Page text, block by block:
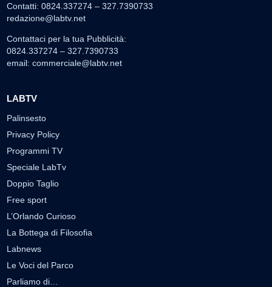
Contatti: 0824.337274 – 327.7390733
redazione@labtv.net
Contattaci per la tua Pubblicità:
0824.337274 – 327.7390733
email: commerciale@labtv.net
LABTV
Palinsesto
Privacy Policy
Programmi TV
Speciale LabTv
Doppio Taglio
Free sport
L’Orlando Curioso
La Bottega di Filosofia
Labnews
Le Voci del Parco
Parliamo di…